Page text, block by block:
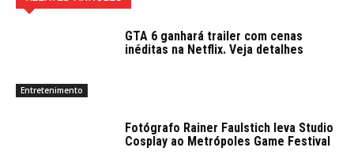
Entretenimento
GTA 6 ganhará trailer com cenas
inéditas na Netflix. Veja detalhes
Fotógrafo Rainer Faulstich leva Studio
Cosplay ao Metrópoles Game Festival